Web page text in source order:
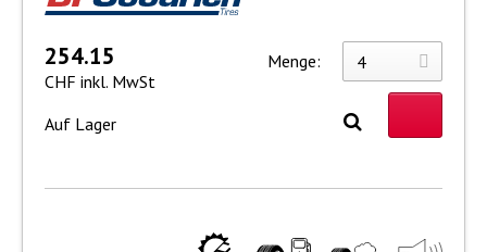
254.15
CHF inkl. MwSt
Menge:
Auf Lager